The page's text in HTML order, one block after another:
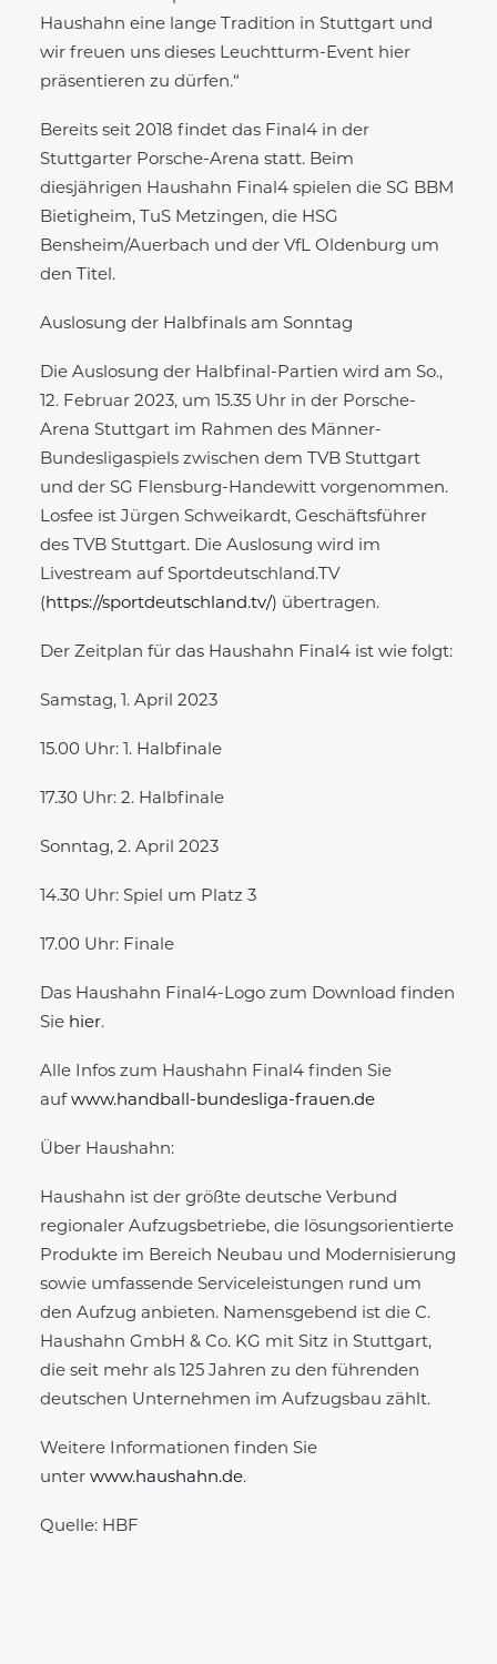
Haushahn eine lange Tradition in Stuttgart und
wir freuen uns dieses Leuchtturm-Event hier
präsentieren zu dürfen.“
Bereits seit 2018 findet das Final4 in der
Stuttgarter Porsche-Arena statt. Beim
diesjährigen Haushahn Final4 spielen die SG BBM
Bietigheim, TuS Metzingen, die HSG
Bensheim/Auerbach und der VfL Oldenburg um
den Titel.
Auslosung der Halbfinals am Sonntag
Die Auslosung der Halbfinal-Partien wird am So.,
12. Februar 2023, um 15.35 Uhr in der Porsche-
Arena Stuttgart im Rahmen des Männer-
Bundesligaspiels zwischen dem TVB Stuttgart
und der SG Flensburg-Handewitt vorgenommen.
Losfee ist Jürgen Schweikardt, Geschäftsführer
des TVB Stuttgart. Die Auslosung wird im
Livestream auf Sportdeutschland.TV
( https://sportdeutschland.tv/) übertragen.
Der Zeitplan für das Haushahn Final4 ist wie folgt:
Samstag, 1. April 2023
15.00 Uhr: 1. Halbfinale
17.30 Uhr: 2. Halbfinale
Sonntag, 2. April 2023
14.30 Uhr: Spiel um Platz 3
17.00 Uhr: Finale
Das Haushahn Final4-Logo zum Download finden
Sie hier.
Alle Infos zum Haushahn Final4 finden Sie
auf www.handball-bundesliga-frauen.de
Über Haushahn:
Haushahn ist der größte deutsche Verbund
regionaler Aufzugsbetriebe, die lösungsorientierte
Produkte im Bereich Neubau und Modernisierung
sowie umfassende Serviceleistungen rund um
den Aufzug anbieten. Namensgebend ist die C.
Haushahn GmbH & Co. KG mit Sitz in Stuttgart,
die seit mehr als 125 Jahren zu den führenden
deutschen Unternehmen im Aufzugsbau zählt.
Weitere Informationen finden Sie
unter www.haushahn.de.
Quelle: HBF